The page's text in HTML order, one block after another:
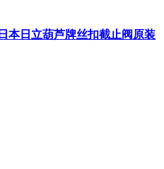
本日立葫芦牌丝扣截止阀原装